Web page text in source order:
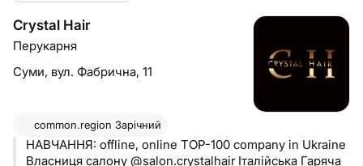
Сrystal Hair
Перукарня
Суми, вул. Фабрична, 11
common.region Зарічний
НАВЧАННЯ: offline, online TOP-100 company in Ukraine
Власниця салону @salon.crystalhair Італійська Гаряча